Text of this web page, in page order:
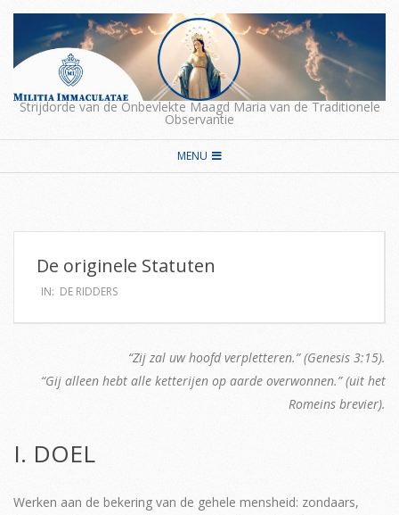
Skip
content
Strijdorde van de Onbevlekte Maagd Maria van de Traditionele
Observantie
Navigation
MENU
De originele Statuten
IN: DE RIDDERS
“Zij zal uw hoofd verpletteren.” (Genesis 3:15).
“Gij alleen hebt alle ketterijen op aarde overwonnen.” (uit het
Romeins brevier).
I. DOEL
Werken aan de bekering van de gehele mensheid: zondaars,